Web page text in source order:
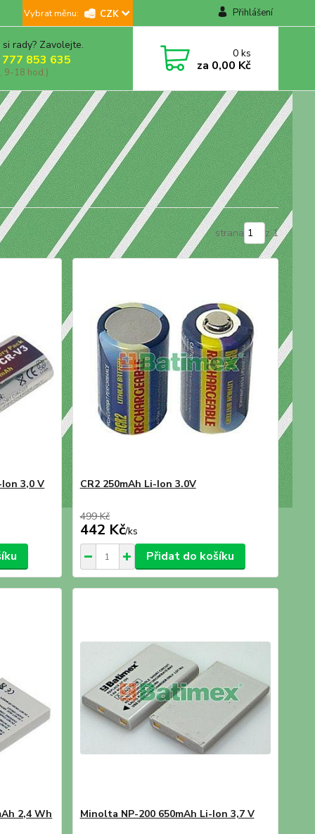
CZK Přihlášení
rady? Zavolejte.
853 635
9-18 hod.)
0ks
za 0,00 Kč
strana z 1
3,0 V CR2 250mAh Li-Ion 3.0V
499 Kč
442 Kč/ks
Přidat do košíku
2,4 Wh
Minolta NP-200 650mAh Li-Ion 3,7 V